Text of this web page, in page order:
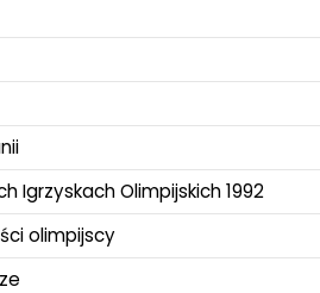
Igrzyskach Olimpijskich 1992
olimpijscy